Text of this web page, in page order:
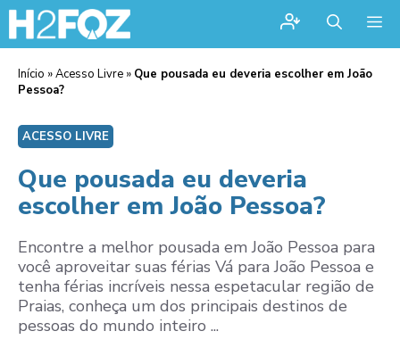
Início »Acesso Livre » Que pousada eu deveria escolher em João
Pessoa?
ACESSO LIVRE
Que pousada eu deveria
escolher em João Pessoa?
Encontre a melhor pousada em João Pessoa para
você aproveitar suas férias Vá para João Pessoa e
tenha férias incríveis nessa espetacular região de
Praias, conheça um dos principais destinos de
pessoas do mundo inteiro ...